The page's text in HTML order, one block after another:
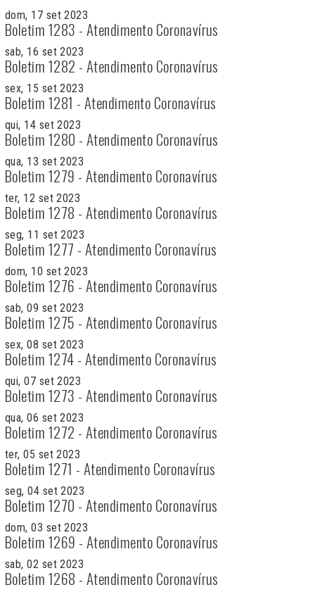
dom, 17 set 2023
Boletim 1283 - Atendimento Coronavírus
sab, 16 set 2023
Boletim 1282 - Atendimento Coronavírus
sex, 15 set 2023
Boletim 1281 - Atendimento Coronavírus
qui, 14 set 2023
Boletim 1280 - Atendimento Coronavírus
qua, 13 set 2023
Boletim 1279 - Atendimento Coronavírus
ter, 12 set 2023
Boletim 1278 - Atendimento Coronavírus
seg, 11 set 2023
Boletim 1277 - Atendimento Coronavírus
dom, 10 set 2023
Boletim 1276 - Atendimento Coronavírus
sab, 09 set 2023
Boletim 1275 - Atendimento Coronavírus
sex, 08 set 2023
Boletim 1274 - Atendimento Coronavírus
qui, 07 set 2023
Boletim 1273 - Atendimento Coronavírus
qua, 06 set 2023
Boletim 1272 - Atendimento Coronavírus
ter, 05 set 2023
Boletim 1271 - Atendimento Coronavírus
seg, 04 set 2023
Boletim 1270 - Atendimento Coronavírus
dom, 03 set 2023
Boletim 1269 - Atendimento Coronavírus
sab, 02 set 2023
Boletim 1268 - Atendimento Coronavírus